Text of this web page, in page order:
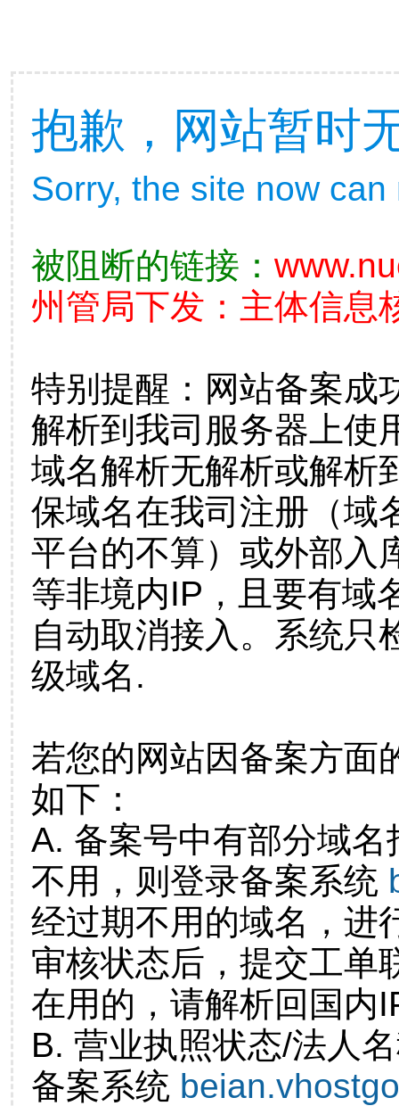
抱歉，网站暂时
Sorry, the site now
被阻断的链接：
州管局下发：主体信息
特别提醒：网站备案成
解析到我司服务器上使
域名解析无解析或解析
保域名在我司注册（域
平台的不算）或外部入
等非境内IP，且要有域
自动取消接入。系统只
级域名.
若您的网站因备案方面
如下：
A. 备案号中有部分域
不用，则登录备案系统
经过期不用的域名，进
审核状态后，提交工单
在用的，请解析回国内
B. 营业执照状态/法人
备案系统